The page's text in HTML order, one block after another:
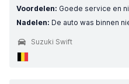
Voordelen: Goede service en
Nadelen: De auto was binnen
Suzuki Swift